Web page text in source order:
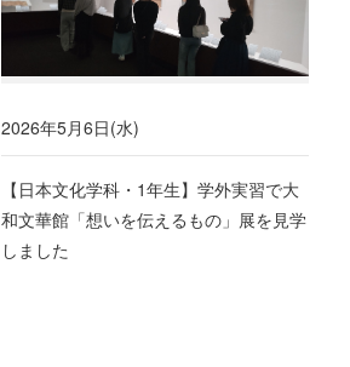
2026年5月6日(水)
【日本文化学科・1年生】学外実習で大
和文華館「想いを伝えるもの」展を見学
しました